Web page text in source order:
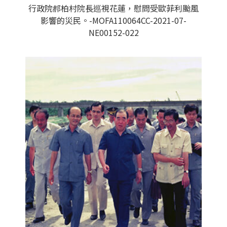
行政院郝柏村院長巡視花蓮，慰問受歐菲利颱風
影響的災民。-MOFA110064CC-2021-07-
NE00152-022